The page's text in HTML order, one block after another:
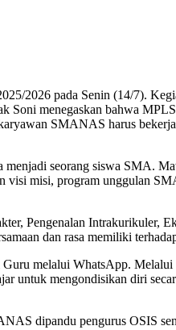
2026 pada Senin (14/7).
Soni menegaskan bahwa
SMANAS harus
seorang siswa SMA.
visi misi, program unggulan
Pengenalan Intrakurikuler,
dan rasa memiliki
melalui WhatsApp. Melalui
untuk mengondisikan diri
dipandu pengurus OSIS